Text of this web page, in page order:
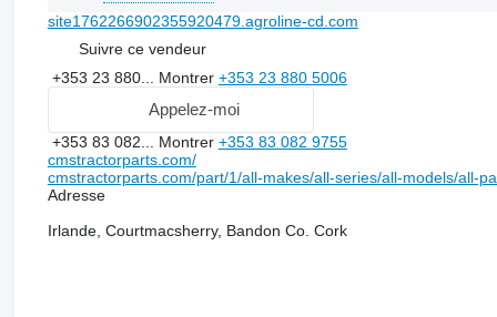
site1762266902355920479.agroline-cd.com
Suivre ce vendeur
+353 23 880... Montrer +353 23 880 5006
Appelez-moi
+353 83 082... Montrer +353 83 082 9755
cmstractorparts.com/
cmstractorparts.com/part/1/all-makes/all-series/all-models/all-
Adresse
Irlande, Courtmacsherry, Bandon Co. Cork